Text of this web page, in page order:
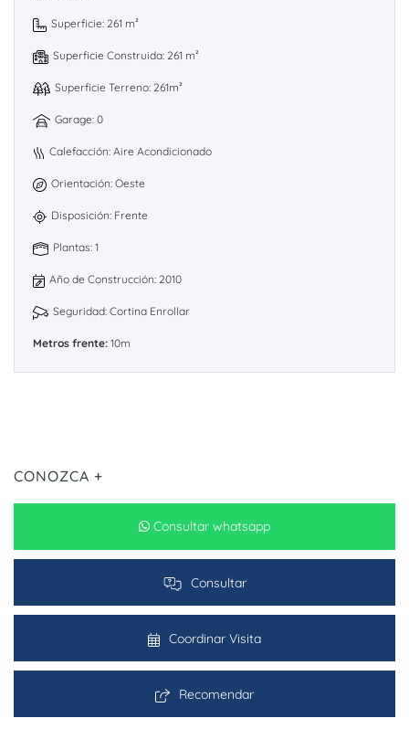
Superficie: 261 m²
Superficie Construida: 261 m²
Superficie Terreno: 261m²
Garage: 0
Calefacción: Aire Acondicionado
Orientación: Oeste
Disposición: Frente
Plantas: 1
Año de Construcción: 2010
Seguridad: Cortina Enrollar
Metros frente: 10m
CONOZCA +
Consultar whatsapp
Consultar
Coordinar Visita
Recomendar